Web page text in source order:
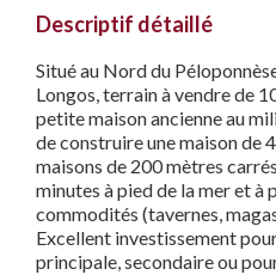
Descriptif détaillé
Situé au Nord du
Longos, terrain à vendre de
petite maison ancienne au
de construire une maison de
maisons de 200 mètres
minutes à pied de la mer et
commodités (tavernes,
Excellent investissement
principale, secondaire ou